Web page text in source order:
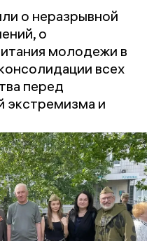
о неразрывной
о
молодежи в
всех
перед
экстремизма и